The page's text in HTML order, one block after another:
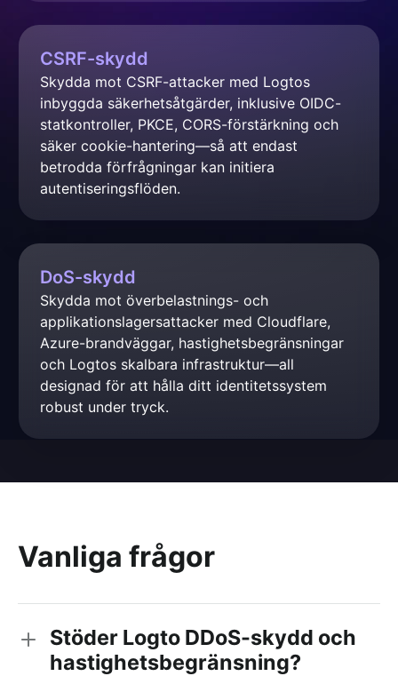
CSRF-skydd
Skydda mot CSRF-attacker med Logtos
inbyggda säkerhetsåtgärder, inklusive OIDC-
statkontroller, PKCE, CORS-förstärkning och
säker cookie-hantering—så att endast
betrodda förfrågningar kan initiera
autentiseringsflöden.
DoS-skydd
Skydda mot överbelastnings- och
applikationslagersattacker med Cloudflare,
Azure-brandväggar, hastighetsbegränsningar
och Logtos skalbara infrastruktur—all
designad för att hålla ditt identitetssystem
robust under tryck.
Vanliga frågor
Stöder Logto DDoS-skydd och
hastighetsbegränsning?